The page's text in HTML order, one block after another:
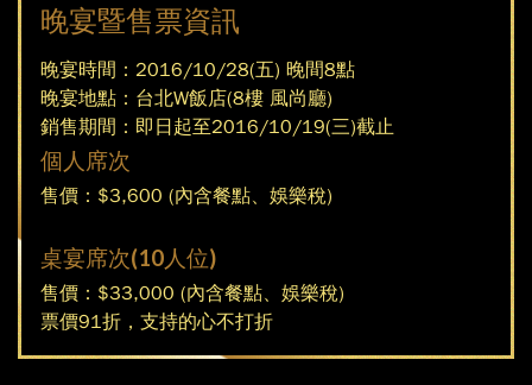
中
字
版
晚宴暨售票資訊
晚宴時間：2016/10/28(五) 晚間8點
晚宴地點：台北W飯店(8樓 風尚廳)
銷售期間：即日起至2016/10/19(三)截止
個人席次
售價：$3,600 (內含餐點、娛樂稅)
桌宴席次(10人位)
售價：$33,000 (內含餐點、娛樂稅)
票價91折，支持的心不打折